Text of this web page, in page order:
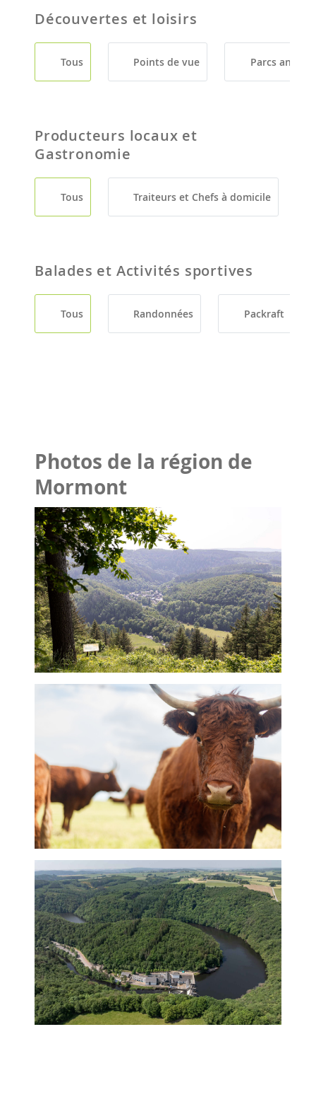
Découvertes et loisirs
Tous Points de vue Parcs
Producteurs locaux et
Gastronomie
Tous Traiteurs et Chefs à domicile
Balades et Activités sportives
Tous Randonnées Packraft
Photos de la région de
Mormont